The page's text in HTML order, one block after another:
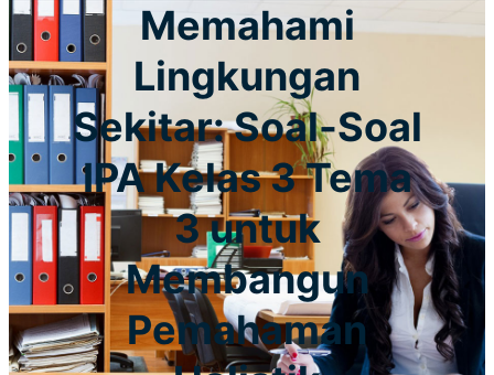
Memahami
Lingkungan
Sekitar: Soal-Soal
IPA Kelas 3 Tema
3 untuk
Membangun
Pemahaman